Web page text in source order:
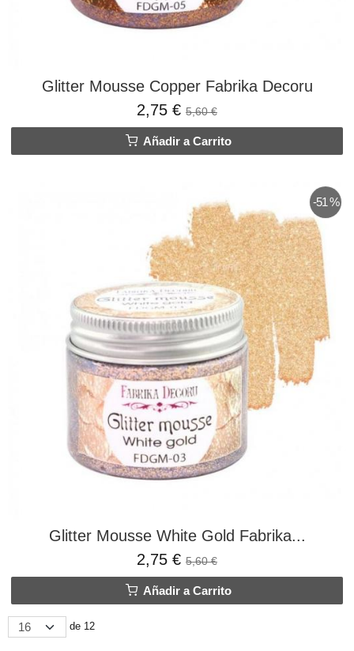
Glitter Mousse Copper Fabrika Decoru
2,75 € 5,60 €
Añadir a Carrito
-51 %
Glitter Mousse White Gold Fabrika...
2,75 € 5,60 €
Añadir a Carrito
de 12